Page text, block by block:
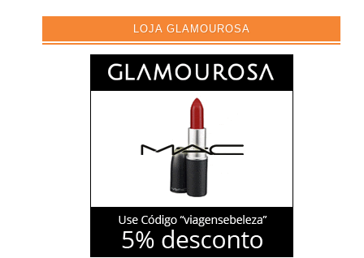
LOJA GLAMOUROSA